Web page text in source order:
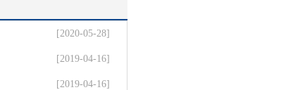
[2020-05-28]
[2019-04-16]
[2019-04-16]